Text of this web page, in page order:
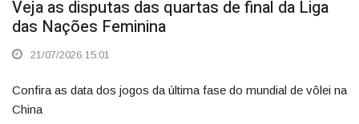
Veja as disputas das quartas de final da Liga
das Nações Feminina
21/07/2026 15:01
Confira as data dos jogos da última fase do mundial de vôlei na
China